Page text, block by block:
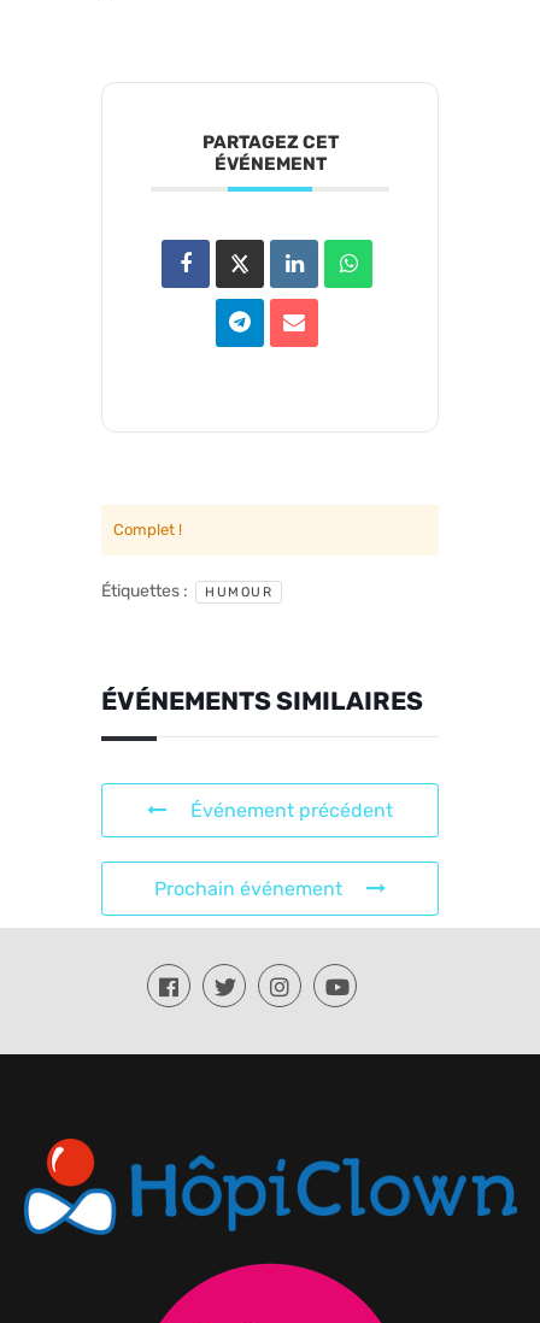
PARTAGEZ CET
ÉVÉNEMENT
Complet !
Étiquettes : HUMOUR
ÉVÉNEMENTS SIMILAIRES
Événement précédent
Prochain événement